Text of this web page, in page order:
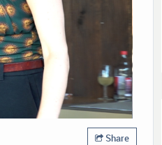
Share